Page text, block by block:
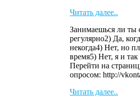
Читать далее..
Занимаешься ли ты
регулярно2) Да,
некогда4) Нет, но
время5) Нет, я и
Перейти на
опросом: http://
Читать далее..